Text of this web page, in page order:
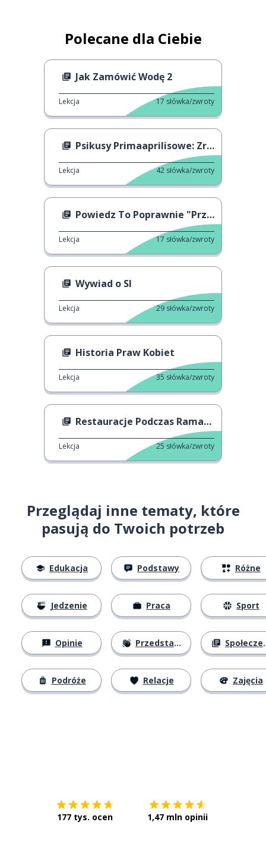
Polecane dla Ciebie
Jak Zamówić Wodę 2
Lekcja 17 słówka/zwroty
Psikusy Primaaprilisowe: Zrób To Sam
Lekcja 42 słówka/zwroty
Powiedz To Poprawnie "Przyjaciel vs Partner"
Lekcja 17 słówka/zwroty
Wywiad o SI
Lekcja 29 słówka/zwroty
Historia Praw Kobiet
Lekcja 35 słówka/zwroty
Restauracje Podczas Ramadanu
Lekcja 25 słówka/zwroty
Przeglądaj inne tematy, które
pasują do Twoich potrzeb
Edukacja
Jedzenie
Opinie
Podróże
Podstawy
Praca
Przedstawianie się
Relacje
Różne
Sport
Społeczeństwo
Zajęcia
177 tys. ocen 1,47 mln opinii